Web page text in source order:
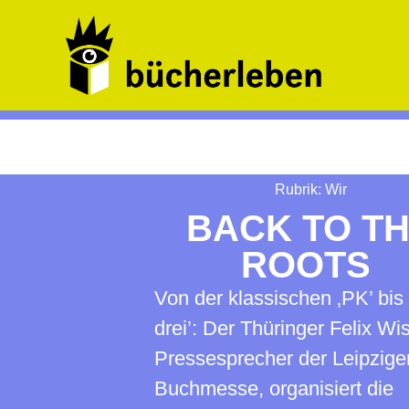
Rubrik: Wir
BACK TO
ROOTS
Von der klassischen ‚PK’ bis
drei’: Der Thüringer Felix
Pressesprecher der
Buchmesse, organisiert die